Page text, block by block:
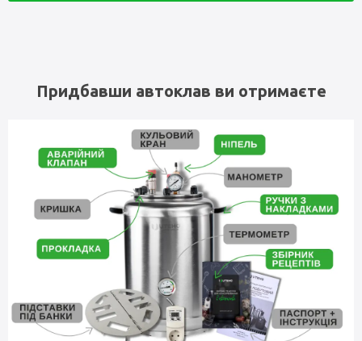
Придбавши автоклав ви отримаєте